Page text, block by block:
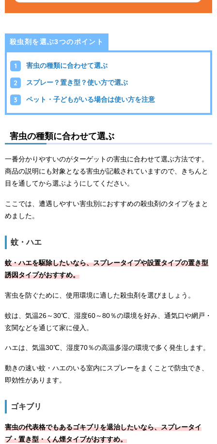
殺虫剤を選ぶ3つのポイント
害虫の種類に合わせて選ぶ
スプレー？置き型？使い方で選ぶ
ペット・子どもがいる場合は使い方を注意
害虫の種類に合わせて選ぶ
一番分かりやすいのがターゲットの害虫に合わせて選ぶ方法です。
商品の説明にも対象となる害虫が記載されていますので、きちんと
目を通してから選ぶようにしてください。
ここでは、遭遇しやすい害虫別におすすめの殺虫剤のタイプをまと
めました。
蚊・ハエ
蚊・ハエを駆除したいなら、スプレータイプや設置タイプの置き型
誘因タイプがおすすめ。
害虫を防ぐために、使用環境に適した殺虫剤を選びましょう。
蚊は、気温26～30℃、湿度60～80％の環境を好み、通気口や網戸・
玄関などを通じて家に侵入。
ハエは、気温30℃、湿度70％の高温多湿の環境で多く発生します。
動きの速い蚊・ハエのいる室内にスプレーをまくことで防虫でき、
即効性があります。
ゴキブリ
害虫の代表格でもあるゴキブリを退治したいなら、スプレータイ
プ・置き型・くん煙タイプがおすすめ。